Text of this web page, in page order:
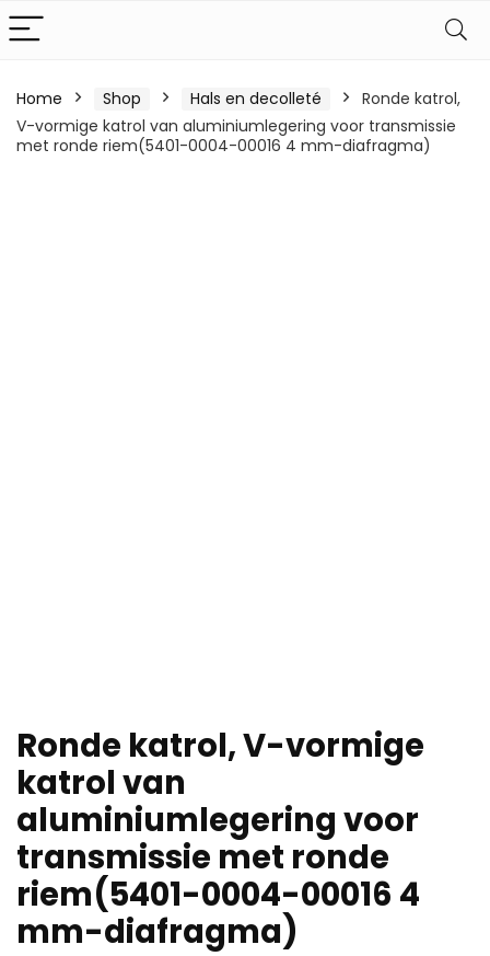
Home Shop Hals en decolleté
Ronde katrol,
V-vormige katrol van aluminiumlegering voor transmissie
met ronde riem(5401-0004-00016 4 mm-diafragma)
Ronde katrol, V-vormige
katrol van
aluminiumlegering voor
transmissie met ronde
riem(5401-0004-00016 4
mm-diafragma)